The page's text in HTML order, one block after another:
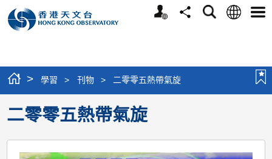
個
分
搜
語
選
> 學習 > 刊物 > 二零零五熱帶氣旋
二零零五熱帶氣旋